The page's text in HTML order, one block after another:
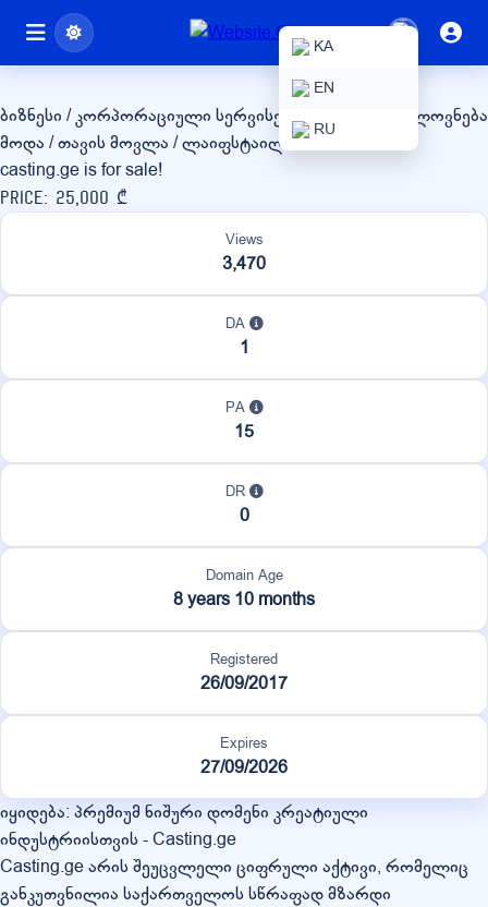
KA
EN
RU
casting.ge
ბიზნესი / კორპორაციული სერვისებიკულტურა / ხელოვნება
მოდა / თავის მოვლა / ლაიფსტაილი
casting.ge is for sale!
Price: 25,000 ₾
Views
3,470
DA
1
PA
15
DR
0
Domain Age
8 years 10 months
Registered
26/09/2017
Expires
27/09/2026
იყიდება: პრემიუმ ნიშური დომენი კრეატიული
ინდუსტრიისთვის - Casting.ge
Casting.ge არის შეუცვლელი ციფრული აქტივი, რომელიც
განკუთვნილია საქართველოს სწრაფად მზარდი